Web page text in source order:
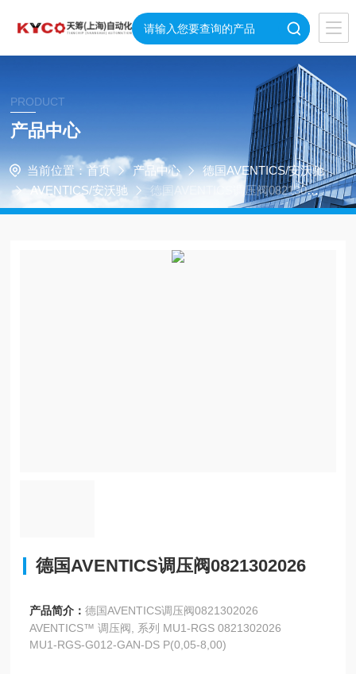
PRODUCT
产品中心
当前位置： 首页 产品中心
德国AVENTICS/安沃驰
AVENTICS/安沃驰
德国AVENTICS调压阀08213020
26
德国AVENTICS调压阀0821302026
产品简介：德国AVENTICS调压阀0821302026
AVENTICS™ 调压阀, 系列 MU1-RGS 0821302026
MU1-RGS-G012-GAN-DS P(0,05-8,00)